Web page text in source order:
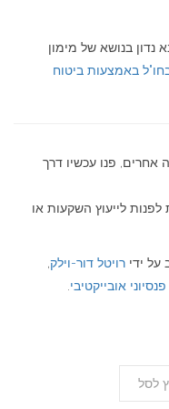
בנושא של מימון
באמצעות ביטוח
אחרים, פנו עכשיו דרך
לפנות לייעוץ השקעות או
ידי רויטל דור-וילק,
פנסיוני אובייקטיבי.
לסל